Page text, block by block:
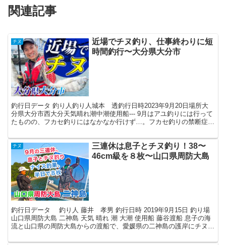
関連記事
チヌ
近場でチヌ釣り、仕事終わりに短
時間釣行〜大分県大分市
釣行日データ 釣り人釣り人城本 透釣行日時2023年9月20日場所大
分県大分市西大分天気晴れ潮中潮使用船--- 9月はアユ釣りには行って
たものの、フカセ釣りにはなかなか行けず…。フカセ釣りの禁断症状
チヌ
三連休は息子とチヌ釣り！38〜
46cm級を８枚〜山口県周防大島
釣行日データ 釣り人 藤井 孝男 釣行日時 2019年9月15日 釣り場
山口県周防大島 二神島 天気 晴れ 潮 大潮 使用船 藤谷渡船 息子の海
流と山口県の周防大島からの渡船で、愛媛県の二神島の護岸にチヌ釣